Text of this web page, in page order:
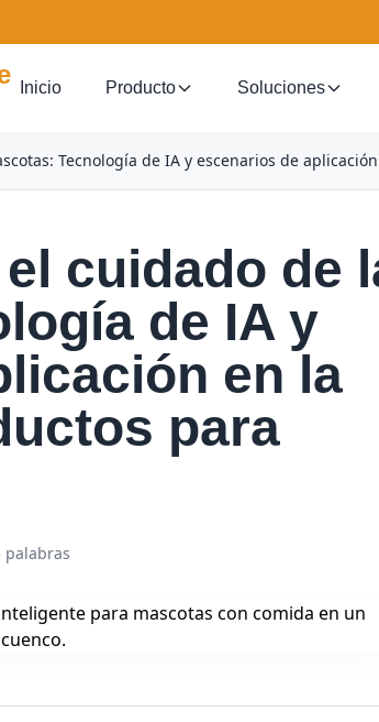
Inicio Producto Soluciones
Tecnología de IA y escenarios de
cuidado de
de IA y
en la
para
palabras